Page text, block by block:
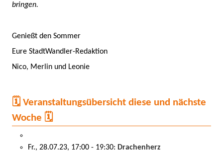
bringen.
Genießt den Sommer
Eure StadtWandler-Redaktion
Nico, Merlin und Leonie
🗓️ Veranstaltungsübersicht diese und nächste
Woche 🗓️
Fr., 28.07.23, 17:00 - 19:30: Drachenherz